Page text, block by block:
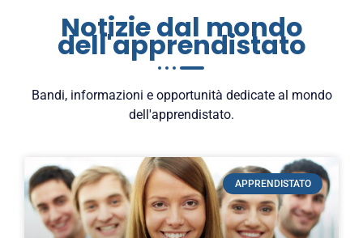
Notizie dal mondo
dell'apprendistato
Bandi, informazioni e opportunità dedicate al mondo
dell'apprendistato.
APPRENDISTATO